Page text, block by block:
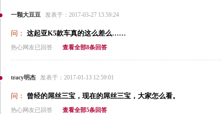
一颗大豆豆 发表于：2017-03-27 13:59:24
问： 这起亚K5款车真的这么差么……
热心网友已回答 查看全部8条回答
tracy明杰 发表于：2017-01-13 12:59:01
问： 曾经的屌丝三宝，现在的屌丝三宝，大家怎么看。
热心网友已回答 查看全部5条回答